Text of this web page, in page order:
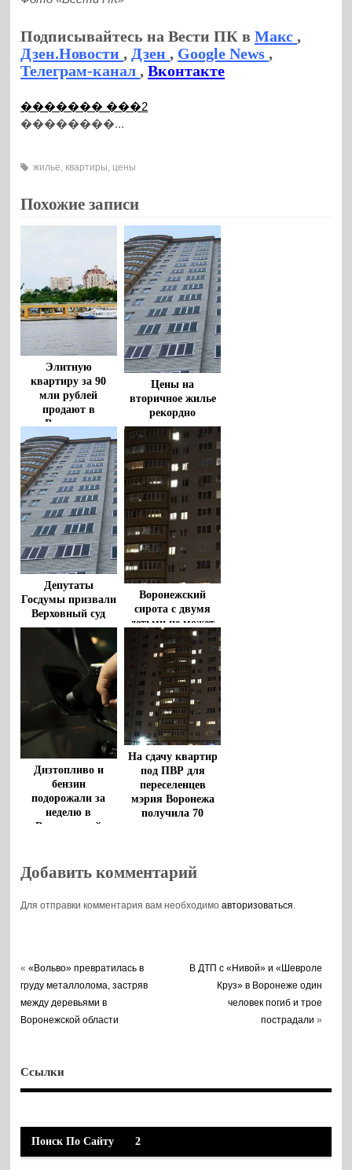
Подписывайтесь на Вести ПК вМакс,
Дзен.Новости, Дзен, Google News,
Телеграм-канал,Вконтакте
������� ���2
��������...
жилье, квартиры, цены
Похожие записи
Элитную
квартиру за 90
млн рублей
продают в
Воронеже
Цены на
вторичное жилье
рекордно
снижаются в
Воронеже
Депутаты
Госдумы призвали
Верховный суд
принять новое
решение по делу
Долиной
Воронежский
сирота с двумя
детьми не может
получить
положенное жилье
Дизтопливо и
бензин
подорожали за
неделю в
Воронежской
На сдачу квартир
под ПВР для
переселенцев
мэрия Воронежа
получила 70
Добавить комментарий
Для отправки комментария вам необходимоавторизоваться
««Вольво» превратилась в
груду металлолома, застряв
между деревьями в
Воронежской области
В ДТП с «Нивой» и «Шевроле
Круз» в Воронеже один
человек погиб и трое
пострадали »
Ссылки
Поиск По Сайту 2